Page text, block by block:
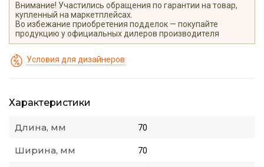
Внимание! Участились обращения по гарантии на товар,
купленный на маркетплейсах.
Во избежание приобретения подделок — покупайте
продукцию у официальных дилеров производителя
Условия для дизайнеров
Характеристики
Длина, мм 70
Ширина, мм 70